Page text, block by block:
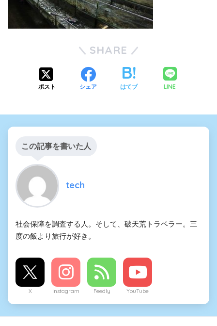
SHARE
ポスト シェア はてブ LINE
この記事を書いた人
tech
社会保障を調査する人。そして、破天荒トラベラー。三
度の飯より旅行が好き。
X Instagram Feedly YouTube